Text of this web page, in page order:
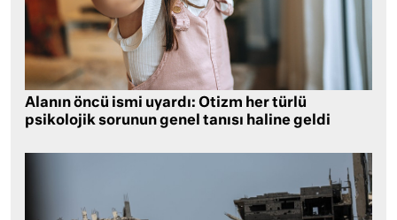
Alanın öncü ismi uyardı: Otizm her türlü
psikolojik sorunun genel tanısı haline geldi